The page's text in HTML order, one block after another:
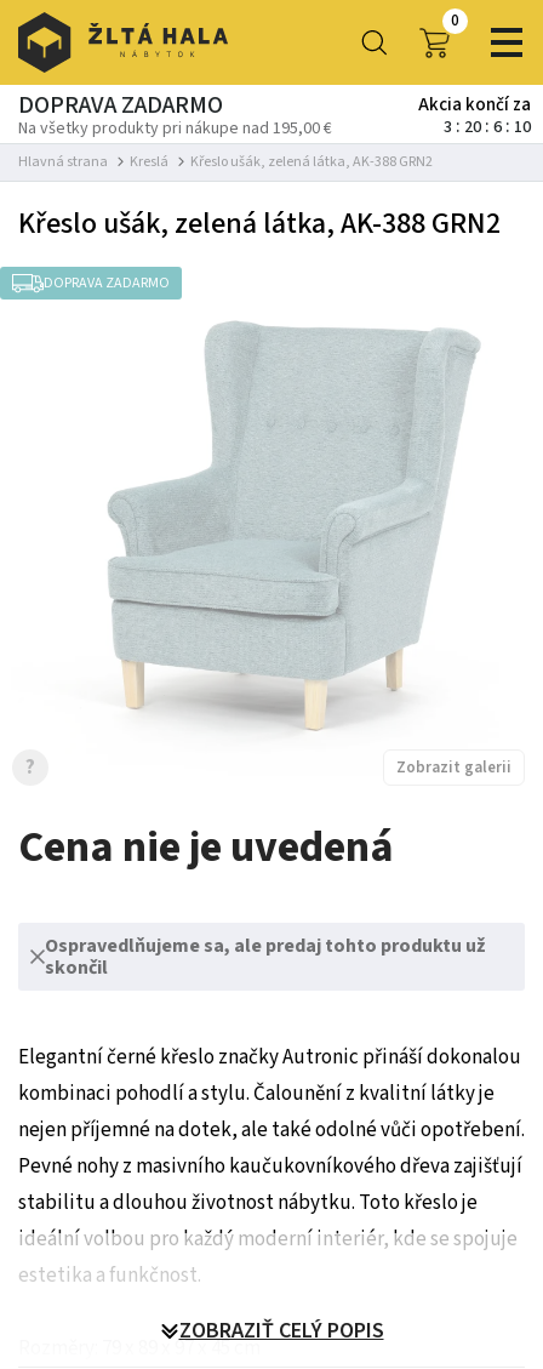
0
DOPRAVA ZADARMO
Na všetky produkty pri nákupe nad 195,00 €
Akcia končí za
3 20 6 9
Hlavná strana Kreslá Křeslo ušák, zelená látka, AK-388 GRN2
Cena nie je uvedená
Ospravedlňujeme sa, ale predaj tohto produktu už
skončil
Křeslo ušák, zelená látka, AK-388 GRN2
DOPRAVA ZADARMO
Zobrazit galerii
?
Elegantní černé křeslo značky Autronic přináší dokonalou
kombinaci pohodlí a stylu. Čalounění z kvalitní látky je
nejen příjemné na dotek, ale také odolné vůči opotřebení.
Pevné nohy z masivního kaučukovníkového dřeva zajišťují
stabilitu a dlouhou životnost nábytku. Toto křeslo je
ideální volbou pro každý moderní interiér, kde se spojuje
estetika a funkčnost.
Rozměry: 79 x 89 x 97 x 45 cm
ZOBRAZIŤ CELÝ POPIS